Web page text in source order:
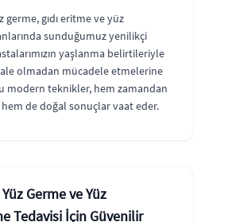
germe, gıdı eritme ve yüz
sunduğumuz yenilikçi
yaşlanma belirtileriyle
olmadan mücadele etmelerine
modern teknikler, hem zamandan
de doğal sonuçlar vaat eder.
Germe ve Yüz
Tedavisi İçin Güvenilir